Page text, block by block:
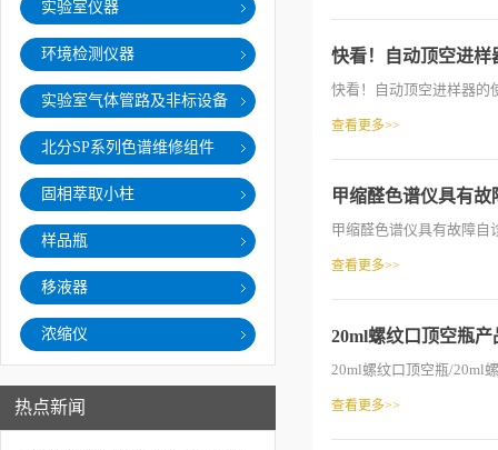
实验室仪器
环境检测仪器
实验室气体管路及非标设备
北分SP系列色谱维修组件
固相萃取小柱
样品瓶
移液器
浓缩仪
热点新闻
快看！自动顶空进样
快看！自动顶空进样器的
查看更多>>
甲缩醛色谱仪具有故
甲缩醛色谱仪具有故障自
查看更多>>
20ml螺纹口顶空瓶产
20ml螺纹口顶空瓶/20ml
查看更多>>